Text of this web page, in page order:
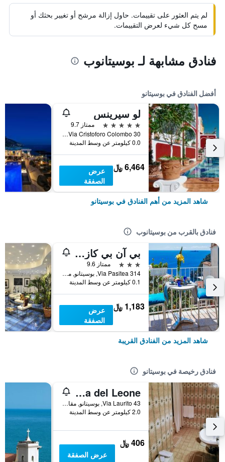
لم يتم العثور على تقييمات. حاول إزالة مرشح أو تغيير بحثك أو
مسح كل شيء لعرض التقييمات.
فنادق مشابهة لـ بوسيتانوب
أفضل الفنادق في بوسيتانو
لو سيرينس
5 نجوم
ممتاز 9.7
Via Cristoforo Colombo 30, بوسيتانو, مقاطعة ساليرنو, إيطاليا
0.0 كيلومتر عن وسط المدينة
6,464 ﷼
عرض
الصفقة
شاهد المزيد من أهم الفنادق في بوسيتانو
فنادق بالقرب من بوسيتانوب
بي آن بي كازا نيلدي بوزيتانو
3 نجوم
ممتاز 9.6
Via Pasitea 314, بوسيتانو, مقاطعة ساليرنو, إيطاليا
0.1 كيلومتر عن وسط المدينة
1,183 ﷼
عرض
الصفقة
شاهد المزيد من الفنادق القريبة
فنادق رخيصة في بوسيتانو
La Taverna del Leone
Via Laurito 43, بوسيتانو, مقاطعة ساليرنو, إيطاليا
2.0 كيلومتر عن وسط المدينة
406 ﷼
عرض الصفقة